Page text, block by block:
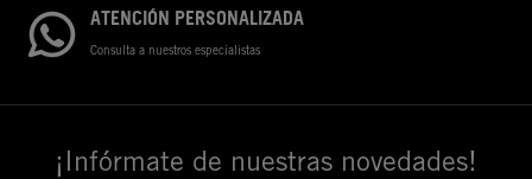
ATENCIÓN PERSONALIZADA
Consulta a nuestros especialistas
¡Infórmate de nuestras novedades!